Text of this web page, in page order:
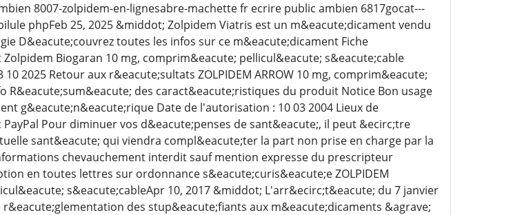
8007-zolpidem-en-lignesabre-machette fr ecrire public ambien 6817gocat---
phpFeb 25, 2025 &middot; Zolpidem Viatris est un m&eacute;dicament vendu
D&eacute;couvrez toutes les infos sur ce m&eacute;dicament Fiche
Biogaran 10 mg, comprim&eacute; pellicul&eacute; s&eacute;cable
2025 Retour aux r&eacute;sultats ZOLPIDEM ARROW 10 mg, comprim&eacute;
R&eacute;sum&eacute; des caract&eacute;ristiques du produit Notice Bon usage
g&eacute;n&eacute;rique Date de l'autorisation : 10 03 2004 Lieux de
Pour diminuer vos d&eacute;penses de sant&eacute;, il peut &ecirc;tre
sant&eacute; qui viendra compl&eacute;ter la part non prise en charge par la
chevauchement interdit sauf mention expresse du prescripteur
en toutes lettres sur ordonnance s&eacute;curis&eacute;e ZOLPIDEM
s&eacute;cableApr 10, 2017 &middot; L'arr&ecirc;t&eacute; du 7 janvier
des stup&eacute;fiants aux m&eacute;dicaments &agrave;